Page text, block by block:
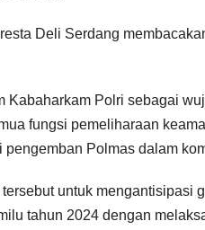
Deli Serdang
Kabaharkam Polri sebagai
fungsi pemeliharaan
Polmas dalam
untuk mengantisipasi
tahun 2024 dengan